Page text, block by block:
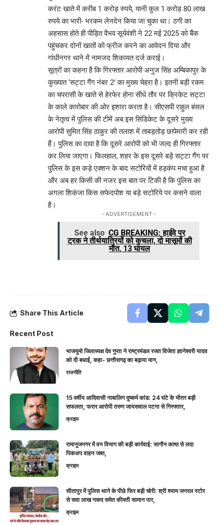
करंट खाते में करीब 1 करोड़ रुपये, यानी कुल 1 करोड़ 80 लाख
रुपये का भारी- भरकम लेनदेन किया जा चुका था। ठगी का
अहसास होते ही पीड़ित वैभव सूर्यवंशी ने 22 मई 2025 को बैंक
पहुंचकर दोनों खातों को फ्रीज करने का आवेदन दिया और
गांधीनगर थाने में नामजद शिकायत दर्ज कराई।
सूत्रों का कहना है कि गिरफ्तार आरोपी अनुज सिंह अम्बिकापुर के
कुख्यात ‘सट्टा गैंग नंबर 2’ का मुख्य चेहरा है। इतनी बड़ी रकम
का चपरासी के खाते से हेरफेर होना सीधे तौर पर क्रिकेट सट्टा
के काले कारोबार की ओर इशारा करता है। सीएसपी राहुल बंसल
के नेतृत्व में पुलिस की टीमें अब इस सिंडिकेट के दूसरे मुख्य
आरोपी सुमित सिंह ठाकुर की तलाश में ताबड़तोड़ छापेमारी कर रही
हैं। पुलिस का दावा है कि दूसरे आरोपी को भी जल्द ही गिरफ्तार
कर लिया जाएगा। फिलहाल, शहर के इस दूसरे बड़े सट्टा गैंग पर
पुलिस के इस कड़े एक्शन के बाद सटोरियों में हड़कंप मचा हुआ है
और अब हर किसी की नजर इस बात पर टिकी है कि पुलिस का
अगला शिकंजा किस सफेदपोश या बड़े सटोरिये पर कसने वाला
है।
- ADVERTISEMENT -
See also CG BREAKING: हाईवे पर
ट्रक ने तीर्थयात्रियों को कुचला, दो मासूमों की
मौत, 13 घायल
Share This Article
Recent Post
भाजयुमो जिलाध्यक्ष देव गुप्ता ने राष्ट्रमंडल रजत विजेता ज्ञानेश्वरी यादव
को दी बधाई, कहा- छत्तीसगढ़ का बढ़ाया मान,
राजनीति
15 वर्षीय आदिवासी नाबालिग दुष्कर्म कांड: 24 घंटे के भीतर बड़ी
सफलता, फरार आरोपी तरुण जायसवाल पटना से गिरफ्तार,
क्राइम
रामानुजनगर में वन विभाग की बड़ी कार्रवाई: सागौन काष्ठ से लदा
पिकअप वाहन जब्त,
क्राइम
सीतापुर में पुलिस थाने के पीछे फिर बड़ी चोरी: श्री श्याम जनरल स्टोर
से सवा लाख नकद समेत कीमती सामान पार,
क्राइम